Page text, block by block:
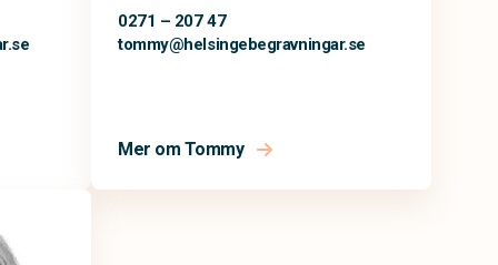
0271 – 207 47
tommy@helsingebegravningar.se
Mer om Tommy